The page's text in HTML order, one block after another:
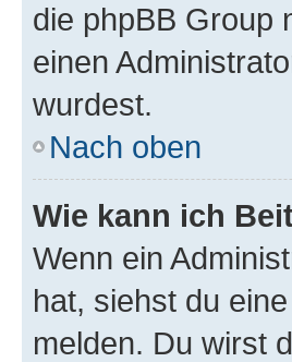
die phpBB Group
einen
wurdest.
Nach oben
Wie kann ich
Wenn ein
hat, siehst du
melden. Du wirst